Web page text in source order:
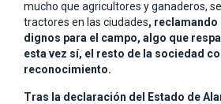
mucho que agricultores y ganaderos,
tractores en las ciudades, reclamando
dignos para el campo, algo que
esta vez sí, el resto de la sociedad
reconocimiento.
Tras la declaración del Estado de